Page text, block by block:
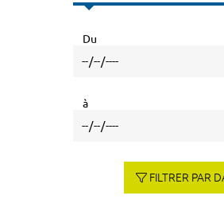
Du
à
FILTRER PAR